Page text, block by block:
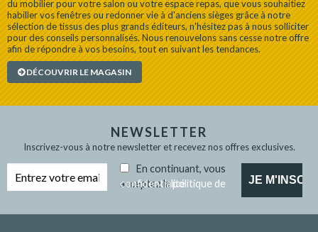
du mobilier pour votre salon ou votre espace repas, que vous souhaitiez
habiller vos fenêtres ou redonner vie à d'anciens sièges grâce à notre
sélection de tissus des plus grands éditeurs, n'hésitez pas à nous solliciter
pour des conseils personnalisés. Nous renouvelons sans cesse notre offre
afin de répondre à vos besoins, tout en suivant les tendances.
DÉCOUVRIR LE MAGASIN
NEWSLETTER
Inscrivez-vous à notre newsletter et recevez nos offres exclusives.
En continuant, vous
acceptez la
politique de confidentialité